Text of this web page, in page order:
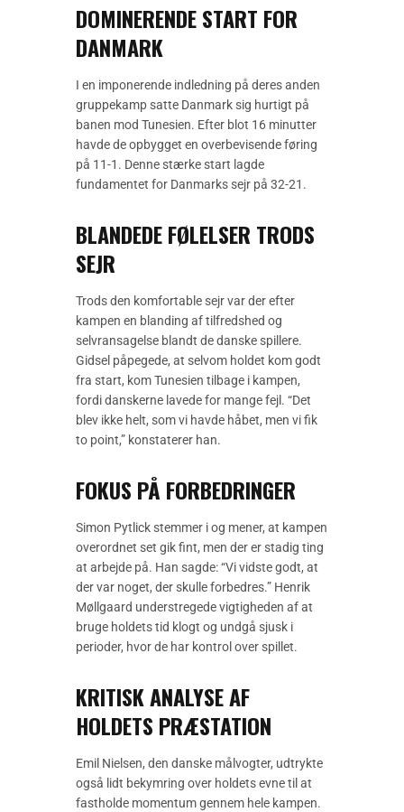
DOMINERENDE START FOR
DANMARK
I en imponerende indledning på deres anden
gruppekamp satte Danmark sig hurtigt på
banen mod Tunesien. Efter blot 16 minutter
havde de opbygget en overbevisende føring
på 11-1. Denne stærke start lagde
fundamentet for Danmarks sejr på 32-21.
BLANDEDE FØLELSER TRODS
SEJR
Trods den komfortable sejr var der efter
kampen en blanding af tilfredshed og
selvransagelse blandt de danske spillere.
Gidsel påpegede, at selvom holdet kom godt
fra start, kom Tunesien tilbage i kampen,
fordi danskerne lavede for mange fejl. “Det
blev ikke helt, som vi havde håbet, men vi fik
to point,” konstaterer han.
FOKUS PÅ FORBEDRINGER
Simon Pytlick stemmer i og mener, at kampen
overordnet set gik fint, men der er stadig ting
at arbejde på. Han sagde: “Vi vidste godt, at
der var noget, der skulle forbedres.” Henrik
Møllgaard understregede vigtigheden af at
bruge holdets tid klogt og undgå sjusk i
perioder, hvor de har kontrol over spillet.
KRITISK ANALYSE AF
HOLDETS PRÆSTATION
Emil Nielsen, den danske målvogter, udtrykte
også lidt bekymring over holdets evne til at
fastholde momentum gennem hele kampen.